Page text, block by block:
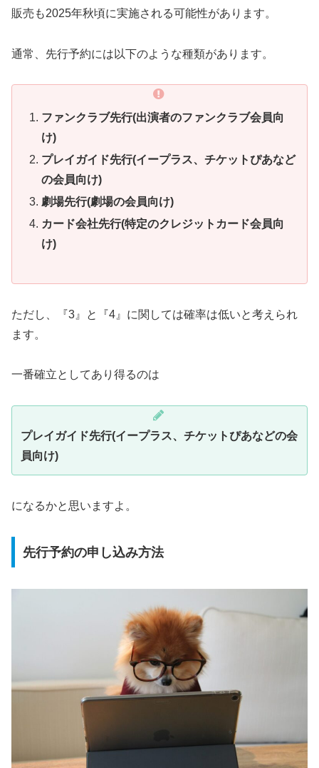
販売も2025年秋頃に実施される可能性があります。
通常、先行予約には以下のような種類があります。
ファンクラブ先行(出演者のファンクラブ会員向
け)
プレイガイド先行(イープラス、チケットぴあなど
の会員向け)
劇場先行(劇場の会員向け)
カード会社先行(特定のクレジットカード会員向
け)
ただし、『3』と『4』に関しては確率は低いと考えられ
ます。
一番確立としてあり得るのは
プレイガイド先行(イープラス、チケットぴあなどの会
員向け)
になるかと思いますよ。
先行予約の申し込み方法